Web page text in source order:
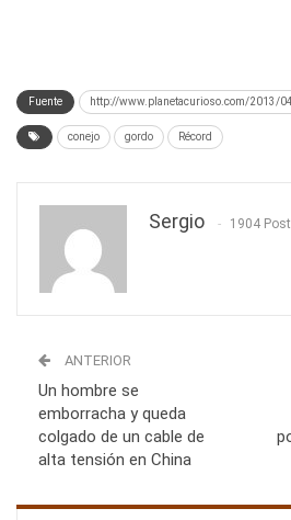
Fuente http://www.planetacurioso.com/2013/
conejo gordo Récord
Sergio 1904
ANTERIOR
Un hombre se
emborracha y queda
colgado de un cable de
alta tensión en China